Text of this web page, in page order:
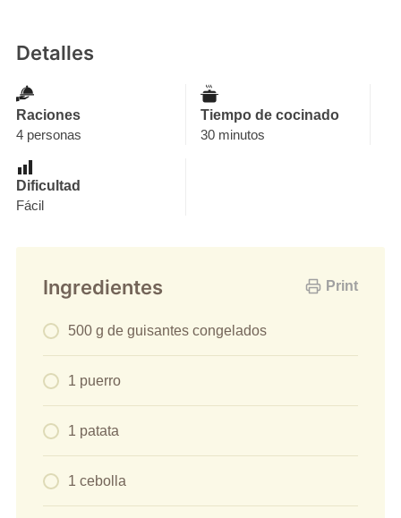
Detalles
Raciones
4 personas
Tiempo de cocinado
30 minutos
Dificultad
Fácil
Print
Ingredientes
500 g de guisantes congelados
1 puerro
1 patata
1 cebolla